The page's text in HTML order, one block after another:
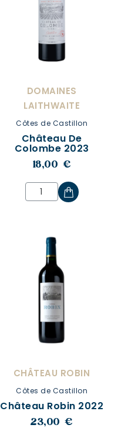
DOMAINES
LAITHWAITE
Côtes de Castillon
Château De
Colombe 2023
18,00 €
CHÂTEAU ROBIN
Côtes de Castillon
Château Robin 2022
23,00 €